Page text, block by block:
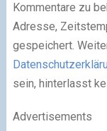
Kommentare zu
Adresse,
gespeichert.
sein, hinterlasst
Advertisements